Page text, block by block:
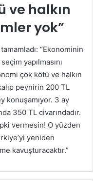
ve halkın
yok”
“Ekonominin
yapılmasını
çok kötü ve halkın
peynirin 200 TL
konuşamıyor. 3 ay
350 TL civarındadır.
vermesin! O yüzden
yeniden
kavuşturacaktır.”